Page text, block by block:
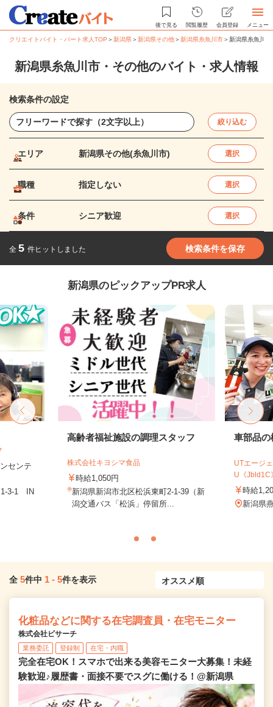
後で見る 閲覧履歴 会員登録 メニュー
クリエイトバイト・パート求人TOP ＞新潟県＞新潟県その他＞新潟県糸魚川市＞新潟県糸魚川
新潟県糸魚川市・その他のバイト・求人情報
検索条件の設定
絞り込む
エリア 新潟県その他(糸魚川市) 選択
職種 指定しない 選択
条件 シニア歓迎 選択
全 5 件ヒットしました 検索条件を保存
新潟県のピックアップPR求人
センテ
1-3-1 IN
高齢者福祉施設の調理スタッフ
株式会社キヨシマ食品
時給1,050円
新潟県新潟市北区松浜東町2-1-39（新
潟交通バス「松浜」停留所...
車部品の
UTエージ
U《Jbld1C
時給
新潟県
全 5件中 1 - 5件を表示
化粧品などに関する在宅調査員・在宅モニター
株式会社ビサーチ
業務委託 登録制 在宅・内職
完全在宅OK！スマホで出来る美容モニター大募集！未経
験歓迎♪履歴書・面接不要でスグに働ける！@新潟県